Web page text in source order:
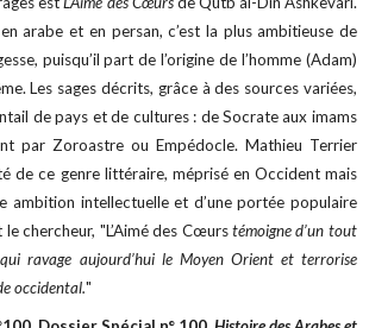
arabe et en persan, c’est la plus ambitieuse de
puisqu’il part de l’origine de l’homme (Adam)
Les sages décrits, grâce à des sources variées,
de pays et de cultures : de Socrate aux imams
par Zoroastre ou Empédocle. Mathieu Terrier
de ce genre littéraire, méprisé en Occident mais
ambition intellectuelle et d’une portée populaire
le chercheur, "L’Aimé des Cœurstémoigne d’un tout
ravage aujourd’hui le Moyen Orient et terrorise
occidental."